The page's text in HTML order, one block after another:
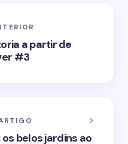
a partir de
#3
os belos jardins ao